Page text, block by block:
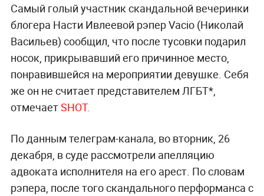
Самый голый участник скандальной вечеринки
блогера Насти Ивлеевой рэпер Vacio (Николай
Васильев) сообщил, что после тусовки подарил
носок, прикрывавший его причинное место,
понравившейся на мероприятии девушке. Себя
же он не считает представителем ЛГБТ*,
отмечаетSHOT.
По данным телеграм-канала, во вторник, 26
декабря, в суде рассмотрели апелляцию
адвоката исполнителя на его арест. По словам
рэпера, после того скандального перформанса с